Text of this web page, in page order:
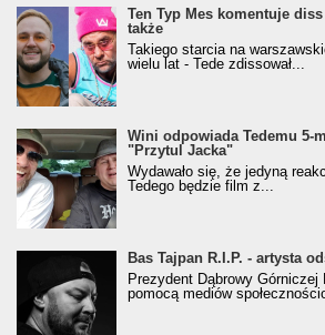
Ten Typ Mes komentuje
także
Takiego starcia na
wielu lat - Tede zdissował...
Wini odpowiada Tedemu 5-
"Przytul Jacka"
Wydawało się, że jedyną
Tedego będzie film z...
Bas Tajpan R.I.P. - artysta
Prezydent Dąbrowy
pomocą mediów